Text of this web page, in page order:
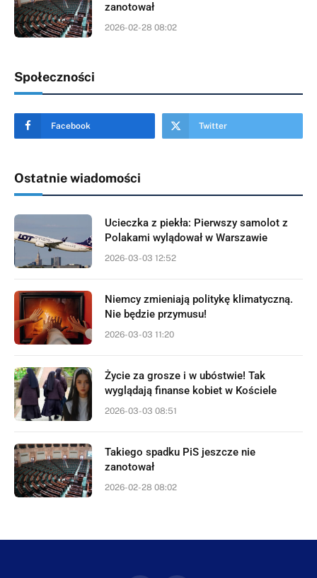
zanotował
2026-02-28 08:02
Społeczności
Facebook Twitter
Ostatnie wiadomości
Ucieczka z piekła: Pierwszy samolot z
Polakami wylądował w Warszawie
2026-03-03 12:52
Niemcy zmieniają politykę klimatyczną.
Nie będzie przymusu!
2026-03-03 11:20
Życie za grosze i w ubóstwie! Tak
wyglądają finanse kobiet w Kościele
2026-03-03 08:51
Takiego spadku PiS jeszcze nie
zanotował
2026-02-28 08:02